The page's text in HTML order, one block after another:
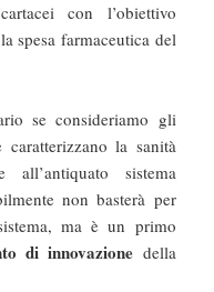
con l’obiettivo
spesa farmaceutica del
se consideriamo gli
la sanità
sistema
non basterà per
ma è un primo
di innovazione della